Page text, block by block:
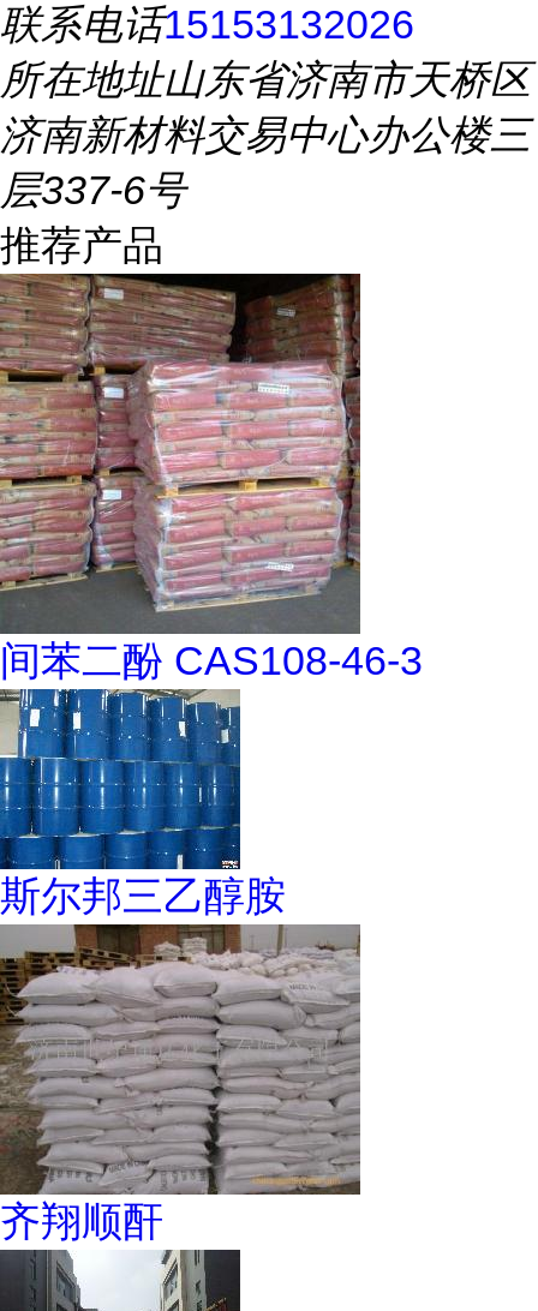
联系电话15153132026
所在地址山东省济南市天桥区
济南新材料交易中心办公楼三
层337-6号
推荐产品
间苯二酚 CAS108-46-3
斯尔邦三乙醇胺
齐翔顺酐